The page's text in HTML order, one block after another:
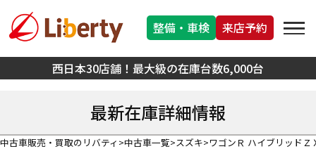
西日本30店舗！最大級の在庫台数6,000台
整備・車検 来店予約
最新在庫詳細情報
中古車販売・買取のリバティ 中古車一覧 スズキ ワゴンＲ ハイブリッドＺ